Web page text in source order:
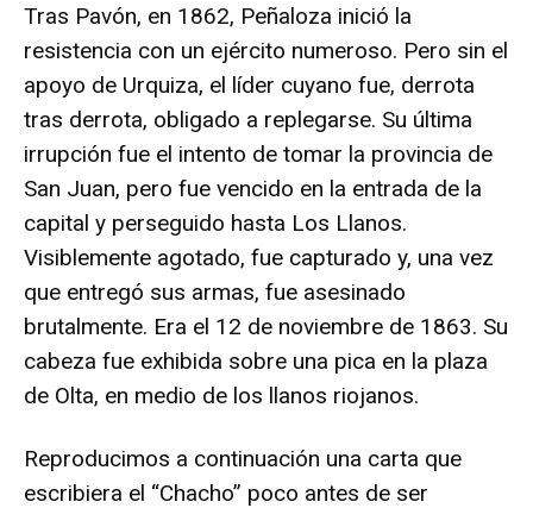
Tras Pavón, en 1862, Peñaloza inició la
resistencia con un ejército numeroso. Pero sin el
apoyo de Urquiza, el líder cuyano fue, derrota
tras derrota, obligado a replegarse. Su última
irrupción fue el intento de tomar la provincia de
San Juan, pero fue vencido en la entrada de la
capital y perseguido hasta Los Llanos.
Visiblemente agotado, fue capturado y, una vez
que entregó sus armas, fue asesinado
brutalmente. Era el 12 de noviembre de 1863. Su
cabeza fue exhibida sobre una pica en la plaza
de Olta, en medio de los llanos riojanos.
Reproducimos a continuación una carta que
escribiera el “Chacho” poco antes de ser